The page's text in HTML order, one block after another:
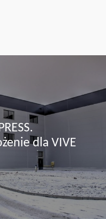
dla VIVE